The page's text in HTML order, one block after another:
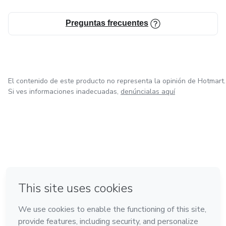
No sigas postergando tu éxito.
Preguntas frecuentes
El contenido de este producto no representa la opinión de Hotmart.
Si ves informaciones inadecuadas, denúncialas aquí
Hecho con❤ en Ciudad de México